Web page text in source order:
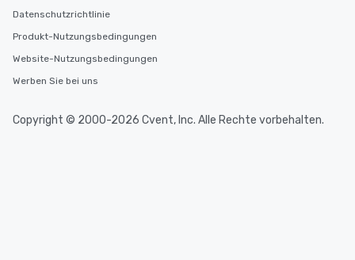
Datenschutzrichtlinie
Produkt-Nutzungsbedingungen
Website-Nutzungsbedingungen
Werben Sie bei uns
Copyright © 2000-2026 Cvent, Inc. Alle Rechte vorbehalten.